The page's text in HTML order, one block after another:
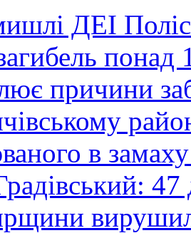
ДЕІ
понад
причини
в
47